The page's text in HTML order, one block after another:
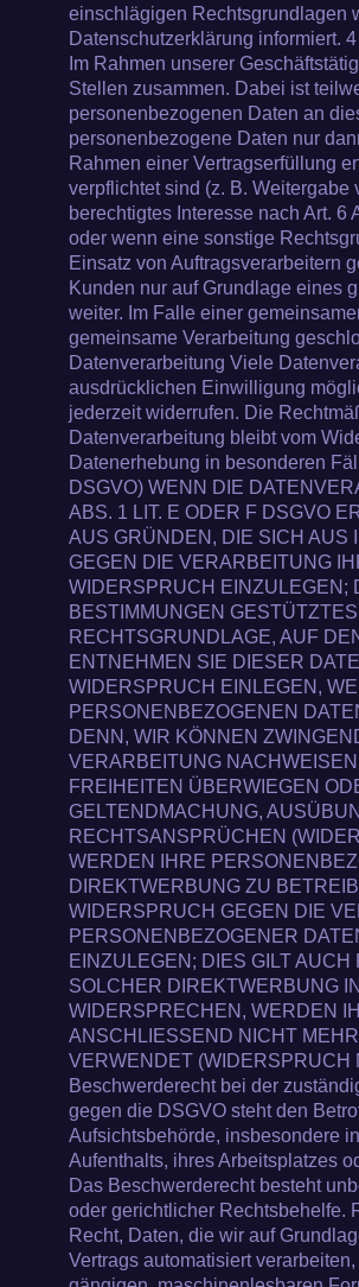
einschlägigen Rechtsgrundlagen
Datenschutzerklärung informiert.
Im Rahmen unserer
Stellen zusammen. Dabei ist
personenbezogenen Daten an
personenbezogene Daten nur
Rahmen einer Vertragserfüllung
verpflichtet sind (z. B.
berechtigtes Interesse nach Art. 6
oder wenn eine sonstige
Einsatz von Auftragsverarbeitern
Kunden nur auf Grundlage eines
weiter. Im Falle einer
gemeinsame Verarbeitung
Datenverarbeitung Viele
ausdrücklichen Einwilligung
jederzeit widerrufen. Die
Datenverarbeitung bleibt vom
Datenerhebung in besonderen
DSGVO) WENN DIE
ABS. 1 LIT. E ODER F DSGVO
AUS GRÜNDEN, DIE SICH AUS
GEGEN DIE VERARBEITUNG
WIDERSPRUCH EINZULEGEN;
BESTIMMUNGEN
RECHTSGRUNDLAGE, AUF
ENTNEHMEN SIE DIESER
WIDERSPRUCH EINLEGEN,
PERSONENBEZOGENEN
DENN, WIR KÖNNEN
VERARBEITUNG
FREIHEITEN ÜBERWIEGEN
GELTENDMACHUNG,
RECHTSANSPRÜCHEN
WERDEN IHRE
DIREKTWERBUNG ZU
WIDERSPRUCH GEGEN DIE
PERSONENBEZOGENER
EINZULEGEN; DIES GILT
SOLCHER DIREKTWERBUNG
WIDERSPRECHEN, WERDEN
ANSCHLIESSEND NICHT
VERWENDET (WIDERSPRUCH
Beschwerderecht bei der
gegen die DSGVO steht den
Aufsichtsbehörde, insbesondere
Aufenthalts, ihres Arbeitsplatzes
Das Beschwerderecht besteht
oder gerichtlicher Rechtsbehelfe.
Recht, Daten, die wir auf
Vertrags automatisiert